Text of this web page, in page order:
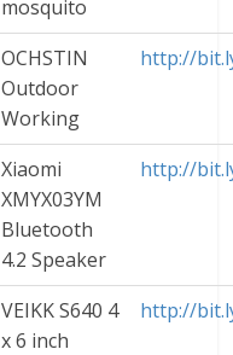
mosquito
OCHSTIN
Outdoor
Working
http://
Xiaomi
XMYX03YM
Bluetooth
4.2 Speaker
http://
VEIKK S640 4
x 6 inch
http://